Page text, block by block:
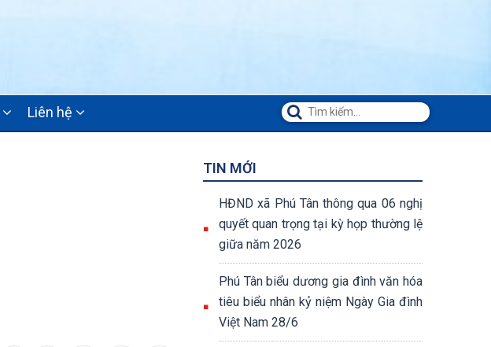
Liên hệ
TIN MỚI
HĐND xã Phú Tân thông qua 06 nghị
quyết quan trọng tại kỳ họp thường lệ
giữa năm 2026
Phú Tân biểu dương gia đình văn hóa
tiêu biểu nhân kỷ niệm Ngày Gia đình
Việt Nam 28/6